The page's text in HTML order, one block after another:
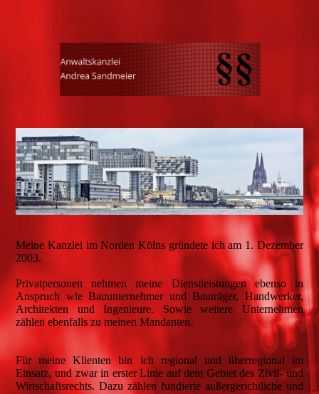
Meine Kanzlei im Norden Kölns gründete ich am 1. Dezember
2003.
Privatpersonen nehmen meine Dienstleistungen ebenso in
Anspruch wie Bauunternehmer und Bauträger, Handwerker,
Architekten und Ingenieure. Sowie weitere Unternehmen
zählen ebenfalls zu meinen Mandanten.
Für meine Klienten bin ich regional und überregional im
Einsatz, und zwar in erster Linie auf dem Gebiet des Zivil- und
Wirtschaftsrechts. Dazu zählen fundierte außergerichtliche und